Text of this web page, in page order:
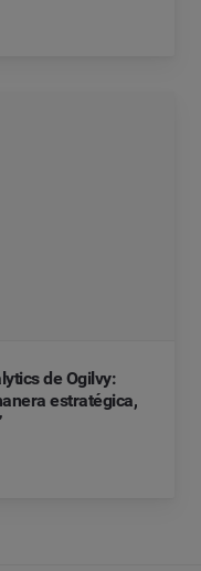
de Ogilvy:
estratégica,